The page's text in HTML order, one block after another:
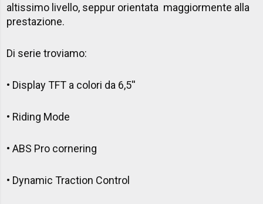
altissimo livello, seppur orientata maggiormente alla
prestazione.
Di serie troviamo:
• Display TFT a colori da 6,5''
• Riding Mode
• ABS Pro cornering
• Dynamic Traction Control